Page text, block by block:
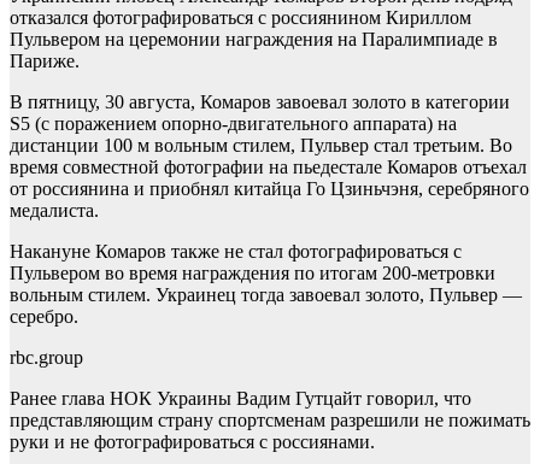
отказался фотографироваться с россиянином Кириллом
Пульвером на церемонии награждения на Паралимпиаде в
Париже.
В пятницу, 30 августа, Комаров завоевал золото в категории
S5 (с поражением опорно-двигательного аппарата) на
дистанции 100 м вольным стилем, Пульвер стал третьим. Во
время совместной фотографии на пьедестале Комаров отъехал
от россиянина и приобнял китайца Го Цзиньчэня, серебряного
медалиста.
Накануне Комаров также не стал фотографироваться с
Пульвером во время награждения по итогам 200-метровки
вольным стилем. Украинец тогда завоевал золото, Пульвер —
серебро.
rbc.group
Ранее глава НОК Украины Вадим Гутцайт говорил, что
представляющим страну спортсменам разрешили не пожимать
руки и не фотографироваться с россиянами.